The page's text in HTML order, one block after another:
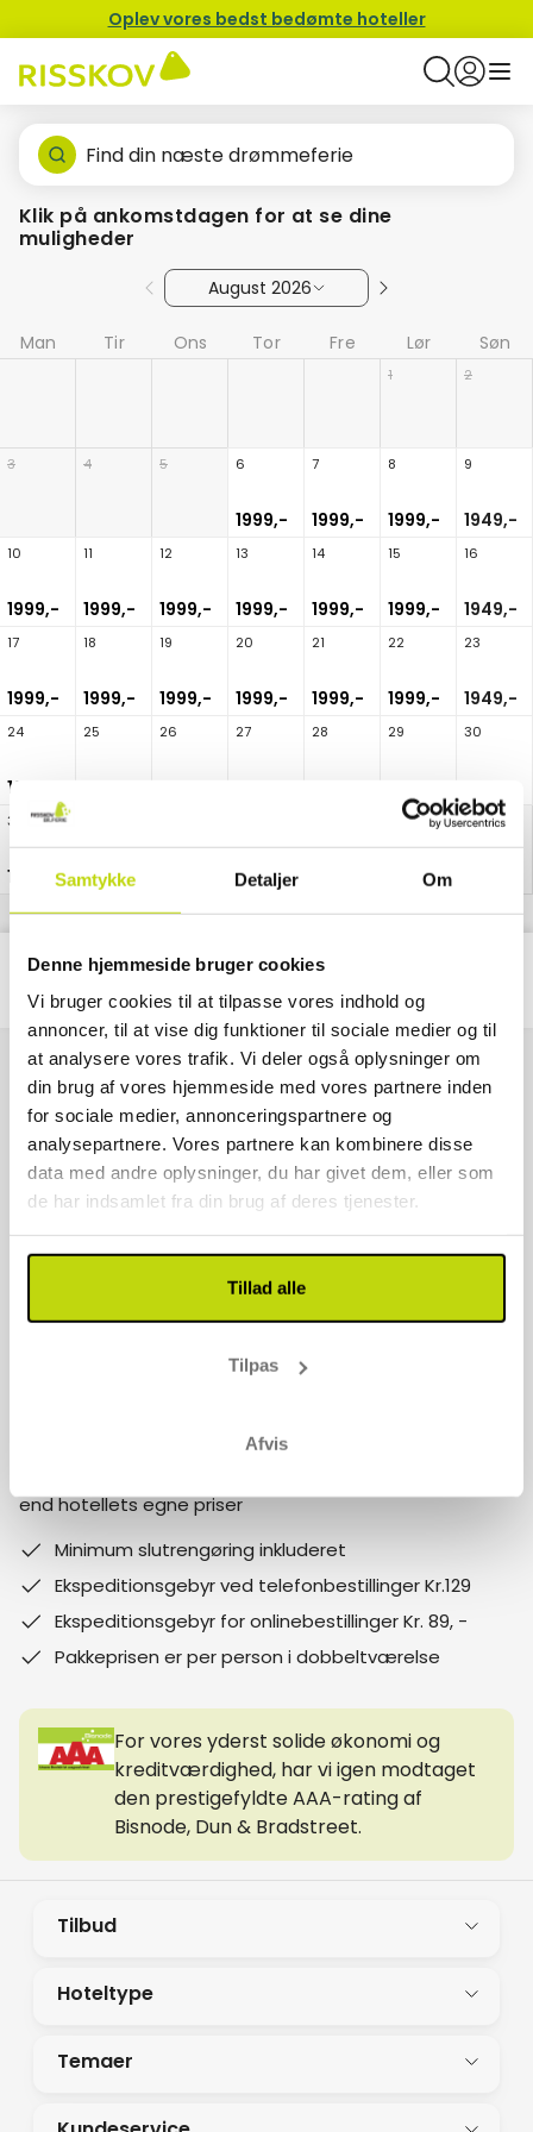
Samtykke Detaljer Om
Denne hjemmeside bruger cookies
Vi bruger cookies til at tilpasse vores indhold og
annoncer, til at vise dig funktioner til sociale medier og til
at analysere vores trafik. Vi deler også oplysninger om
din brug af vores hjemmeside med vores partnere inden
for sociale medier, annonceringspartnere og
analysepartnere. Vores partnere kan kombinere disse
data med andre oplysninger, du har givet dem, eller som
de har indsamlet fra din brug af deres tjenester.
Tillad alle
Tilpas
Afvis
Oplev vores bedst bedømte hoteller
Find din næste drømmeferie
Klik på ankomstdagen for at se dine
muligheder
August 2026
Man Tir Ons Tor Fre Lør Søn
1 2
3 4 5 6
1999,-
7
1999,-
8
1999,-
9
1949,-
10
1999,-
11
1999,-
12
1999,-
13
1999,-
14
1999,-
15
1999,-
16
1949,-
17
1999,-
18
1999,-
19
1999,-
20
1999,-
21
1999,-
22
1999,-
23
1949,-
24
1999,-
25 26 27 28 29 30
31
1999,-
Classic
Kontakt os
70 22 77 17
info@risskov-bilferie.dk
Vores åbningstider er:
Lørdag - søndag 10-15
end hotellets egne priser
Minimum slutrengøring inkluderet
Ekspeditionsgebyr ved telefonbestillinger Kr.129
Ekspeditionsgebyr for onlinebestillinger Kr. 89, -
Pakkeprisen er per person i dobbeltværelse
Follow us on social media
For vores yderst solide økonomi og
kreditværdighed, har vi igen modtaget
den prestigefyldte AAA-rating af
Bisnode, Dun & Bradstreet.
Tilbud
Hoteltype
Temaer